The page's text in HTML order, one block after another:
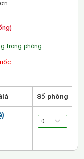
trong phòng
Số phòng